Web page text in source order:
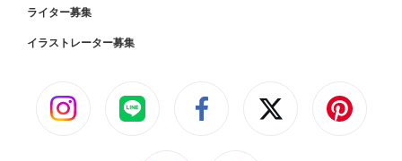
ライター募集
イラストレーター募集